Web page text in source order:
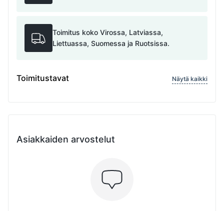
Toimitus koko Virossa, Latviassa,
Liettuassa, Suomessa ja Ruotsissa.
Toimitustavat Näytä kaikki
Asiakkaiden arvostelut